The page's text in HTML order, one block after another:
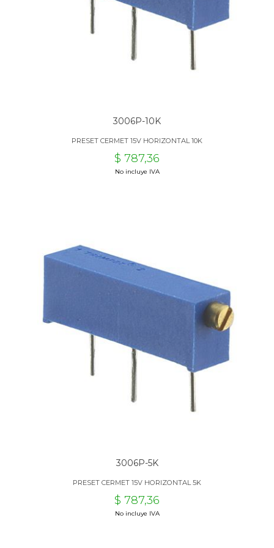
3006P-10K
PRESET CERMET 15V HORIZONTAL 10K
$ 787,36
No incluye IVA
3006P-5K
PRESET CERMET 15V HORIZONTAL 5K
$ 787,36
No incluye IVA